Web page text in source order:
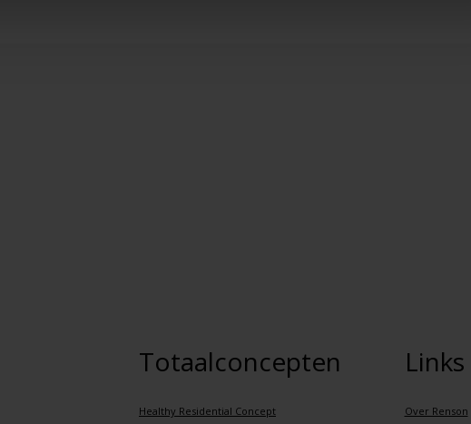
Totaalconcepten
Healthy Residential Concept
Links
Over Renson